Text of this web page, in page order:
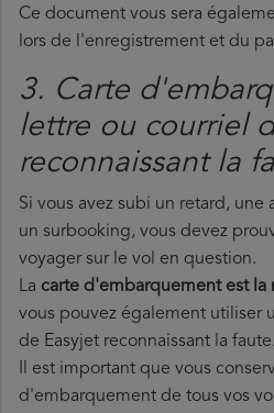
Ce document vous sera
lors de l'enregistrement et du
3. Carte
lettre ou courriel
reconnaissant la
Si vous avez subi un retard, une
un surbooking, vous devez
voyager sur le vol en question.
La carte d'embarquement est la
vous pouvez également utiliser
de Easyjet reconnaissant la faute.
Il est important que vous
d'embarquement de tous vos